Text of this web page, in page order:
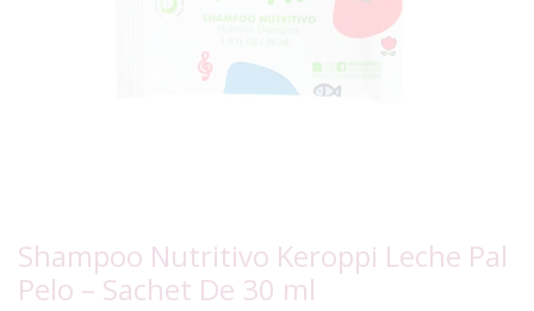
Shampoo Nutritivo Keroppi Leche Pal
Pelo – Sachet De 30 ml